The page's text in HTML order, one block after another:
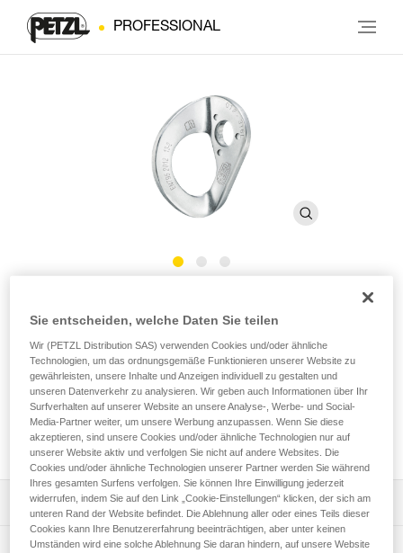
PROFESSIONAL
Bohrhakenlasche aus hochwertigem Edelstahl für den
Einsatz in normalen Außenbereichen (Pack mit 20)
Bohrhakenlasche aus hochwertigem Edelstahl für den
Einsatz in normalen Außenbereichen. Sie ist für Bohrhaken
mit 10 oder 12 mm Durchmesser verfügbar.
Leistungsverzeichnis
Die aus 316L-Edelstahl gefertigte Bohrlasche
Technische Spezifikationen
Sie entscheiden, welche Daten Sie teilen
Wir (PETZL Distribution SAS) verwenden Cookies und/oder ähnliche
Technologien, um das ordnungsgemäße Funktionieren unserer Website zu
gewährleisten, unsere Inhalte und Anzeigen individuell zu gestalten und
unseren Datenverkehr zu analysieren. Wir geben auch Informationen über Ihr
Surfverhalten auf unserer Website an unsere Analyse-, Werbe- und Social-
Media-Partner weiter, um unsere Werbung anzupassen. Wenn Sie diese
akzeptieren, sind unsere Cookies und/oder ähnliche Technologien nur auf
unserer Website aktiv und verfolgen Sie nicht auf andere Websites. Die
Cookies und/oder ähnliche Technologien unserer Partner werden Sie während
Ihres gesamten Surfens verfolgen. Sie können Ihre Einwilligung jederzeit
widerrufen, indem Sie auf den Link „Cookie-Einstellungen“ klicken, der sich am
unteren Rand der Website befindet. Die Ablehnung aller oder eines Teils dieser
Cookies kann Ihre Benutzererfahrung beeinträchtigen, aber unter keinen
Umständen wird eine solche Ablehnung Sie daran hindern, auf unsere Website